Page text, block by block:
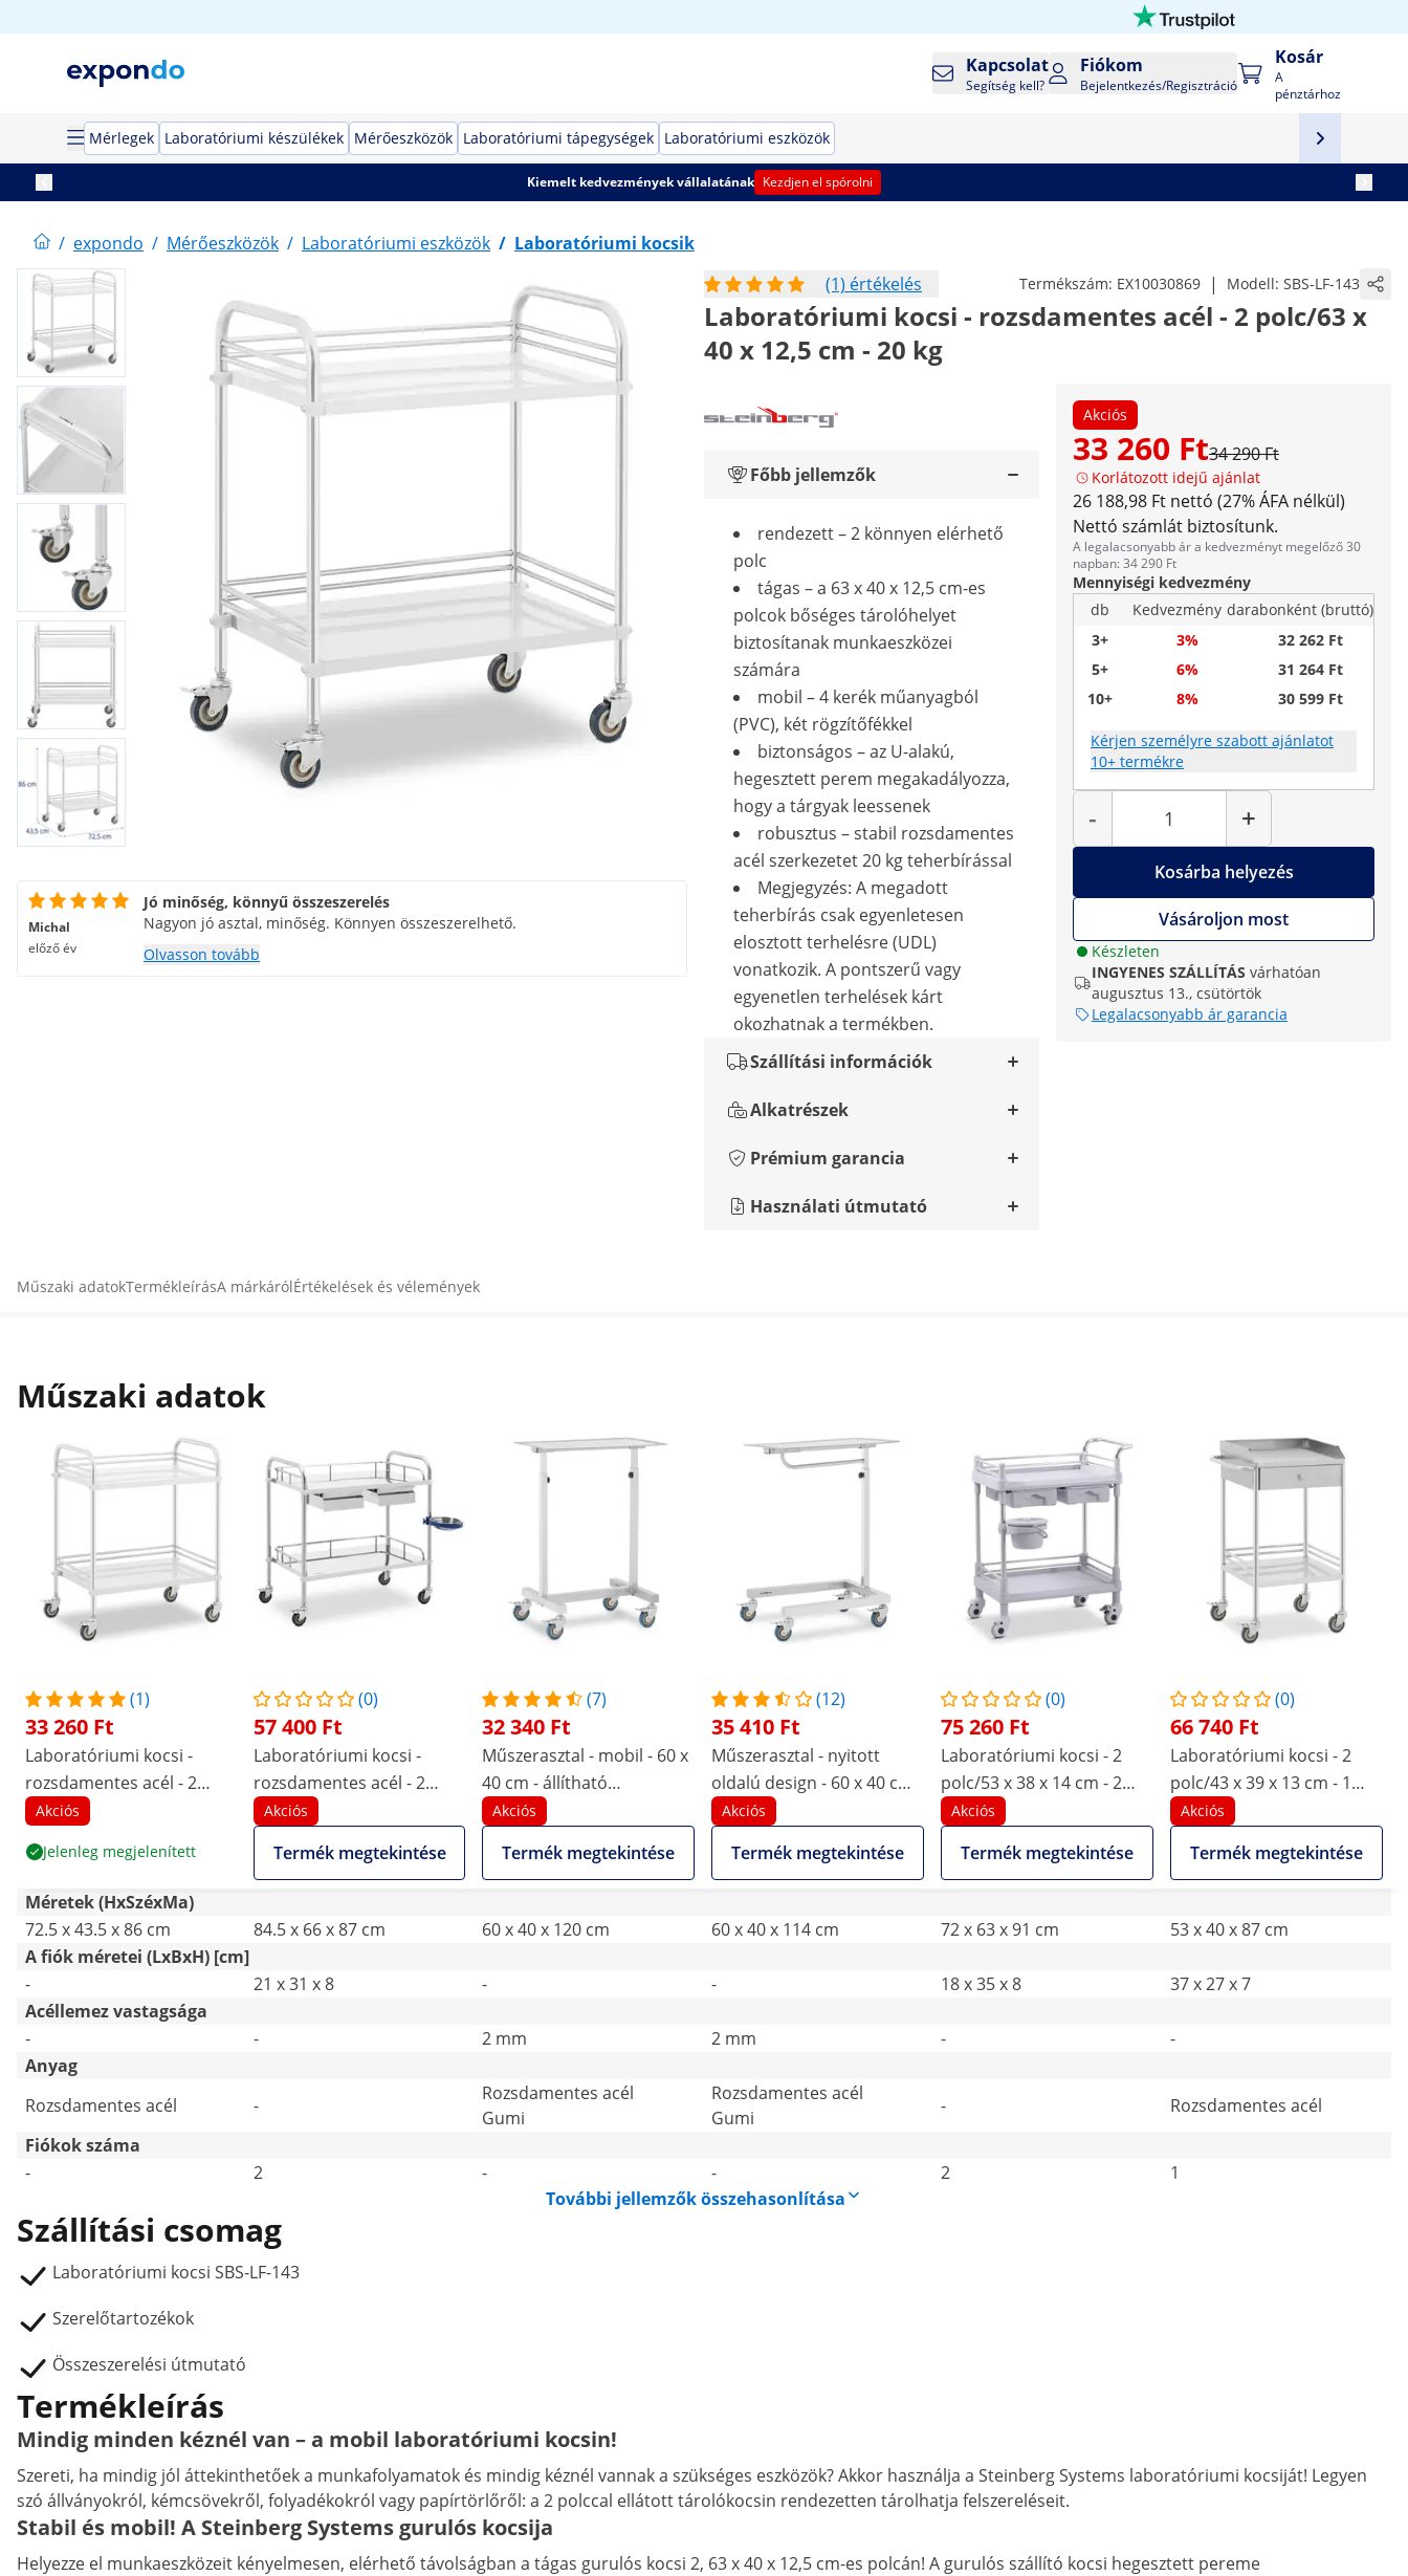
Kapcsolat
Segítség kell?
Fiókom
Bejelentkezés/Regisztráció
Kosár
A
pénztárhoz
Mérlegek Laboratóriumi készülékek Mérőeszközök Laboratóriumi tápegységek Laboratóriumi eszközök
Kiemelt kedvezmények vállalatának Kezdjen el spórolni
/ expondo / Mérőeszközök / Laboratóriumi eszközök / Laboratóriumi kocsik
(1) értékelés
Termékszám: EX10030869 | Modell: SBS-LF-143
Laboratóriumi kocsi - rozsdamentes acél - 2 polc/63 x
40 x 12,5 cm - 20 kg
Akciós
33 260 Ft34 290 Ft
Korlátozott idejű ajánlat
26 188,98 Ft nettó (27% ÁFA nélkül)
Nettó számlát biztosítunk.
A legalacsonyabb ár a kedvezményt megelőző 30
napban: 34 290 Ft
Mennyiségi kedvezmény
db
Kedvezmény darabonként (bruttó)
3+
3%
32 262 Ft
5+
6%
31 264 Ft
10+
8% 30 599 Ft
Kérjen személyre szabott ajánlatot
10+ termékre
-
Mennyiség
+
Kosárba helyezés
Vásároljon most
Készleten
INGYENES SZÁLLÍTÁS várhatóan
augusztus 13., csütörtök
Legalacsonyabb ár garancia
Főbb jellemzők
rendezett – 2 könnyen elérhető
polc
tágas – a 63 x 40 x 12,5 cm-es
polcok bőséges tárolóhelyet
biztosítanak munkaeszközei
számára
mobil – 4 kerék műanyagból
(PVC), két rögzítőfékkel
biztonságos – az U-alakú,
hegesztett perem megakadályozza,
hogy a tárgyak leessenek
robusztus – stabil rozsdamentes
acél szerkezetet 20 kg teherbírással
Megjegyzés: A megadott
teherbírás csak egyenletesen
elosztott terhelésre (UDL)
vonatkozik. A pontszerű vagy
egyenetlen terhelések kárt
okozhatnak a termékben.
Szállítási információk
Alkatrészek
Prémium garancia
Használati útmutató
Michal
előző év
Jó minőség, könnyű összeszerelés
Nagyon jó asztal, minőség. Könnyen összeszerelhető.
Olvasson tovább
Műszaki adatokTermékleírásA márkárólÉrtékelések és vélemények
Műszaki adatok
(1)
33 260 Ft
Laboratóriumi kocsi -
rozsdamentes acél - 2
polc/63 x 40 x 12,5 cm - 20
Akciós
Jelenleg megjelenített
(0)
57 400 Ft
Laboratóriumi kocsi -
rozsdamentes acél - 2
polc/74 x 44 x 13 cm - 2
fiók - 20 kg
Akciós
Termék megtekintése
(7)
32 340 Ft
Műszerasztal - mobil - 60 x
40 cm - állítható
magasságú -
rozsdamentes acél / gumi
Akciós
Termék megtekintése
(12)
35 410 Ft
Műszerasztal - nyitott
oldalú design - 60 x 40 cm -
állítható magasságú -
rozsdamentes acél / gumi
Akciós
Termék megtekintése
(0)
75 260 Ft
Laboratóriumi kocsi - 2
polc/53 x 38 x 14 cm - 2
fiók - 40 kg
Akciós
Termék megtekintése
(0)
66 740 Ft
Laboratóriumi kocsi - 2
polc/43 x 39 x 13 cm - 1
fiók - 40 kg
Akciós
Termék megtekintése
Méretek (HxSzéxMa)
72.5 x 43.5 x 86 cm
84.5 x 66 x 87 cm 60 x 40 x 120 cm 60 x 40 x 114 cm 72 x 63 x 91 cm
53 x 40 x 87 cm
A fiók méretei (LxBxH) [cm]
-
21 x 31 x 8 - - 18 x 35 x 8
37 x 27 x 7
Acéllemez vastagsága
-
- 2 mm 2 mm -
-
Anyag
Rozsdamentes acél
-
Rozsdamentes acél
Gumi
Rozsdamentes acél
Gumi
-
Rozsdamentes acél
Fiókok száma
-
2 - - 2
1
További jellemzők összehasonlítása
Szállítási csomag
Laboratóriumi kocsi SBS-LF-143
Szerelőtartozékok
Összeszerelési útmutató
Termékleírás
Mindig minden kéznél van – a mobil laboratóriumi kocsin!
Szereti, ha mindig jól áttekinthetőek a munkafolyamatok és mindig kéznél vannak a szükséges eszközök? Akkor használja a Steinberg Systems laboratóriumi kocsiját! Legyen
szó állványokról, kémcsövekről, folyadékokról vagy papírtörlőről: a 2 polccal ellátott tárolókocsin rendezetten tárolhatja felszereléseit.
Stabil és mobil! A Steinberg Systems gurulós kocsija
Helyezze el munkaeszközeit kényelmesen, elérhető távolságban a tágas gurulós kocsi 2, 63 x 40 x 12,5 cm-es polcán! A gurulós szállító kocsi hegesztett pereme